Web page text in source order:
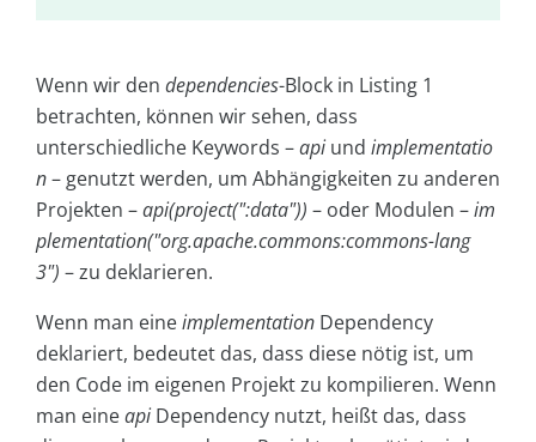
Wenn wir den dependencies-Block in Listing 1
betrachten, können wir sehen, dass
unterschiedliche Keywords –api und implementatio
n– genutzt werden, um Abhängigkeiten zu anderen
Projekten –api(project(":data")) – oder Modulen –im
plementation("org.apache.commons:commons-lang
3") – zu deklarieren.
Wenn man eineimplementation Dependency
deklariert, bedeutet das, dass diese nötig ist, um
den Code im eigenen Projekt zu kompilieren. Wenn
man eineapi Dependency nutzt, heißt das, dass